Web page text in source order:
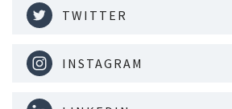
TWITTER
INSTAGRAM